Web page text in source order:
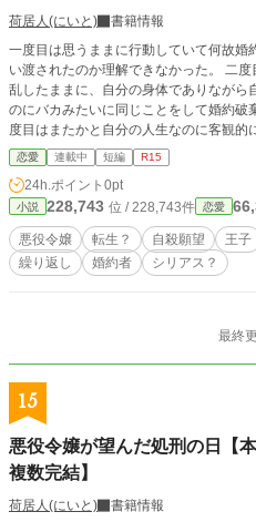
荷居人(にいと)
書籍情報
一度目は思うままに行動していて何故
い渡されたのか理解できなかった。 二度目は何故同じ人生を歩んでいるのか混
乱したままに、自分の身体でありながら
のにバカみたいに同じことをして婚約破
度目はまたかと自分の人生なのに客観
ただ繰り返して反省した。何故自分が婚
か理解して。三度も繰り返してようやく
あると理解した。きっとこれは神様から
の罰なのだとも。 四度目は許してと、こんなこと言いたくない！したくない！
ごめんなさい！とたくさん叫んだ。だけ
周囲が呆れ、怒り、自分を見放していく
うに一度目と同じことを繰り返す。 五度目、六度目………二桁となっても繰り
だったかは忘れた。パキリパキリと壊
いから始まり、いつ日か自分は死ぬべ
上り詰めた繰り返す人生でようやく自
ない。 ｢生き
恋愛 連載中 短編 R15
24h.ポイント 0pt
小説 228,743 位 / 228,743件 恋愛
悪役令嬢 転生？ 自殺願望 王子
繰り返し
婚約者 シリアス？
最終
15
悪役令嬢が望んだ処刑の日【
複数完結】
荷居人(にいと)
書籍情報